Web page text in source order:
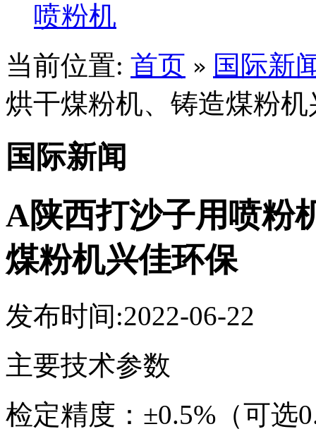
喷粉机
当前位置: 首页 » 国际新
烘干煤粉机、铸造煤粉
国际新闻
A陕西打沙子用喷粉
煤粉机兴佳环保
发布时间:2022-06-22
主要技术参数
检定精度： ±0.5%（可选